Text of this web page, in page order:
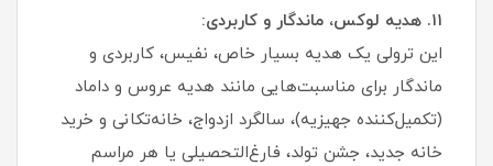
۱۱. هدیه لوکس، ماندگار و کاربردی:
این ترولی یک هدیه بسیار خاص، نفیس، کاربردی و
ماندگار برای مناسبت‌هایی مانند هدیه عروس و داماد
(تکمیل‌کننده جهیزیه)، سالگرد ازدواج، خانه‌تکانی و خرید
خانه جدید، جشن تولد، فارغ‌التحصیلی یا هر مراسم